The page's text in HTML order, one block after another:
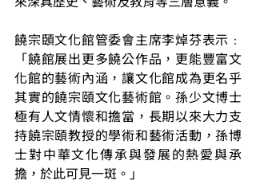
饒宗頣文化館管委會主席李焯芬表示﹕
「饒館展出更多饒公作品，更能豐富文
化館的藝術內涵，讓文化館成為更名乎
其實的饒宗頤文化藝術館。孫少文博士
極有人文情懷和擔當，長期以來大力支
持饒宗頤教授的學術和藝術活動，孫博
士對中華文化傳承與發展的熱愛與𠄘
擔，於此可見一斑。」